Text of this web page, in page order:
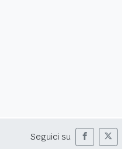
Seguici su